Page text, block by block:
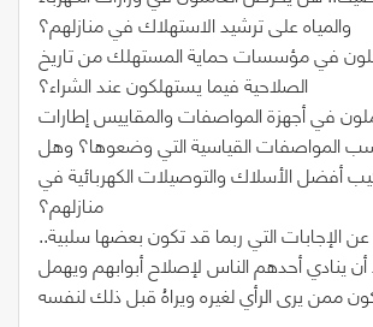
والمياه على ترشيد الاستهلاك في منازلهم؟
في مؤسسات حماية المستهلك من تاريخ
الصلاحية فيما يستهلكون عند الشراء؟
في أجهزة المواصفات والمقاييس إطارات
المواصفات القياسية التي وضعوها؟ وهل
أفضل الأسلاك والتوصيلات الكهربائية في
منازلهم؟
الإجابات التي ربما قد تكون بعضها سلبية..
ينادي أحدهم الناس لإصلاح أبوابهم ويهمل